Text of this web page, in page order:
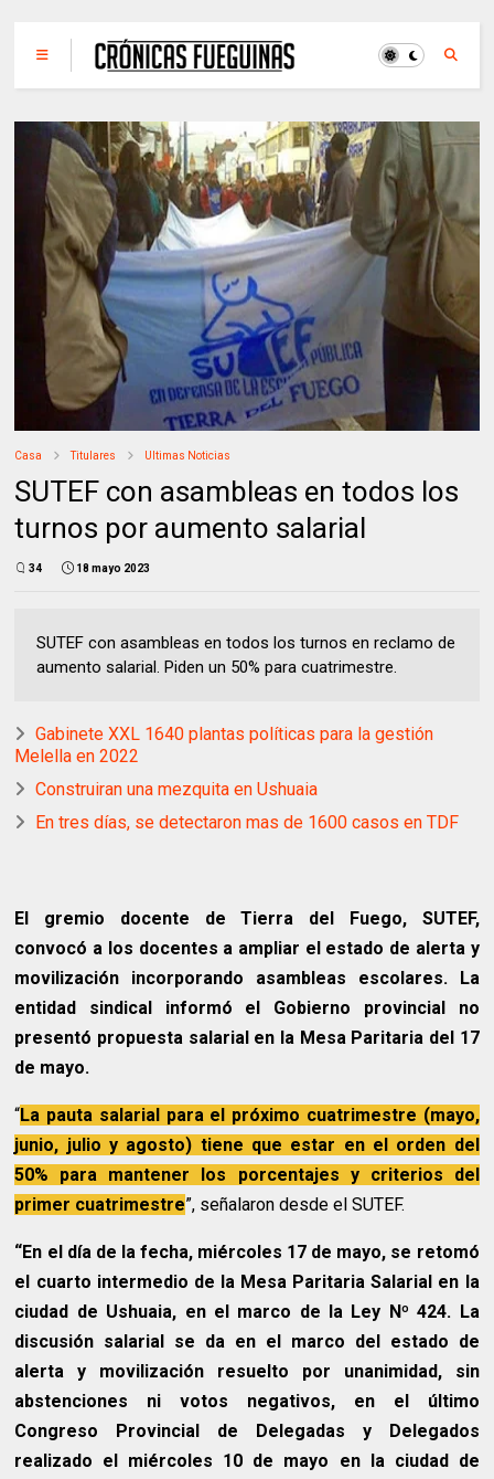
Casa Titulares Ultimas Noticias
SUTEF con asambleas en todos los
turnos por aumento salarial
34 18 mayo 2023
SUTEF con asambleas en todos los turnos en reclamo de
aumento salarial. Piden un 50% para cuatrimestre.
Gabinete XXL 1640 plantas políticas para la gestión
Melella en 2022
Construiran una mezquita en Ushuaia
En tres días, se detectaron mas de 1600 casos en TDF
El gremio docente de Tierra del Fuego, SUTEF,
convocó a los docentes a ampliar el estado de alerta y
movilización incorporando asambleas escolares. La
entidad sindical informó el Gobierno provincial no
presentó propuesta salarial en la Mesa Paritaria del 17
de mayo.
“La pauta salarial para el próximo cuatrimestre (mayo,
junio, julio y agosto) tiene que estar en el orden del
50% para mantener los porcentajes y criterios del
primer cuatrimestre”, señalaron desde el SUTEF.
“En el día de la fecha, miércoles 17 de mayo, se retomó
el cuarto intermedio de la Mesa Paritaria Salarial en la
ciudad de Ushuaia, en el marco de la Ley Nº 424. La
discusión salarial se da en el marco del estado de
alerta y movilización resuelto por unanimidad, sin
abstenciones ni votos negativos, en el último
Congreso Provincial de Delegadas y Delegados
realizado el miércoles 10 de mayo en la ciudad de